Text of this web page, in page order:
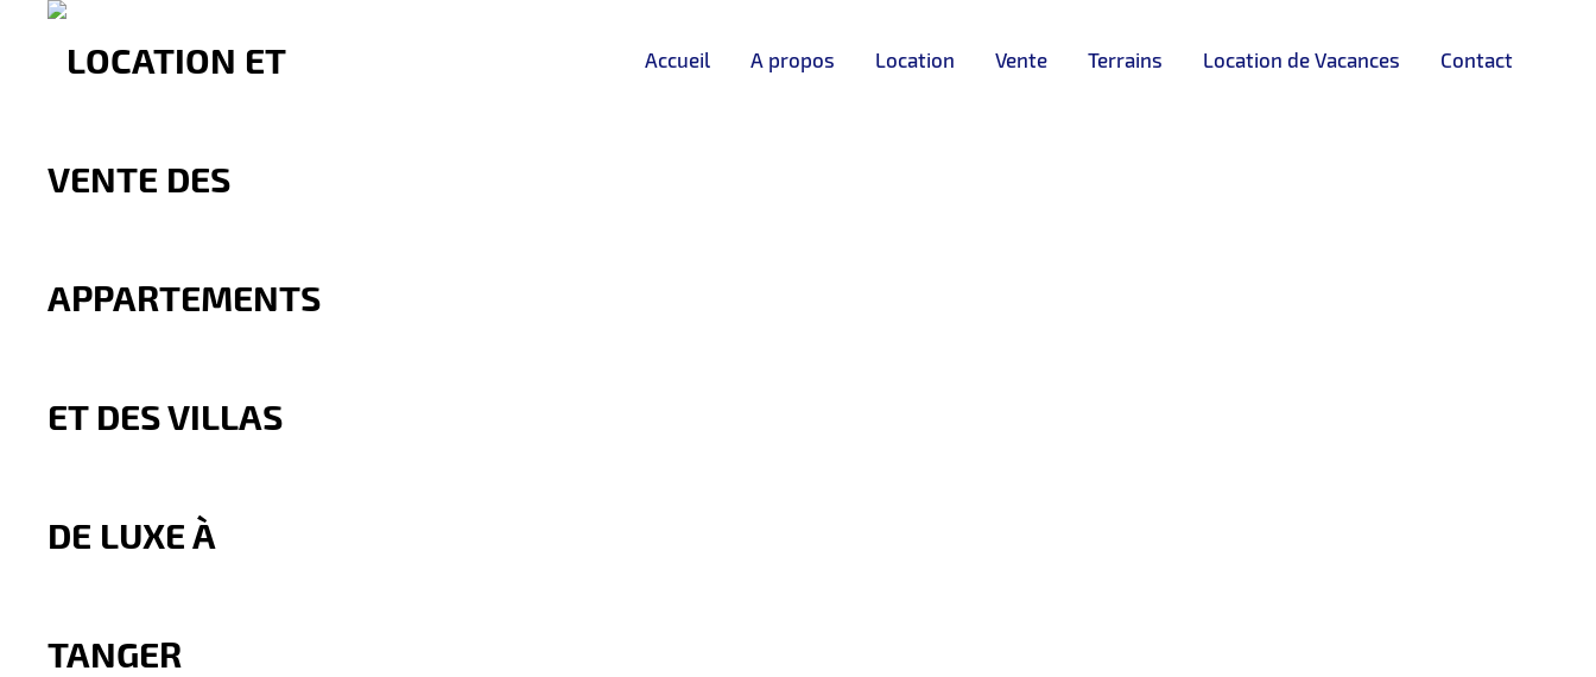
Accueil A propos Location Vente Terrains Location de Vacances Contact
MBI Investment - Agence immobilière Tanger
Villa Vide Avec Piscine à Louer – Boubana Golf